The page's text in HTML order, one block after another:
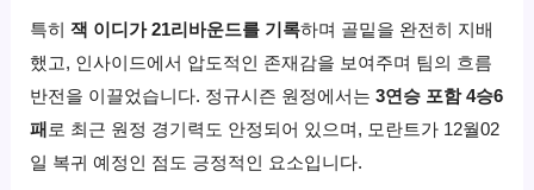
특히잭 이디가 21리바운드를 기록하며 골밑을 완전히 지배
했고, 인사이드에서 압도적인 존재감을 보여주며 팀의 흐름
반전을 이끌었습니다. 정규시즌 원정에서는3연승 포함 4승6
패 로 최근 원정 경기력도 안정되어 있으며, 모란트가 12월02
일 복귀 예정인 점도 긍정적인 요소입니다.